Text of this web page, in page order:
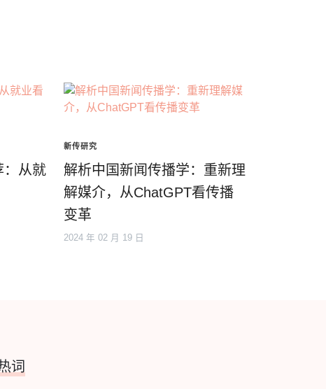
：从就
新传研究
解析中国新闻传播学：重新理
解媒介，从ChatGPT看传播
变革
2024 年 02 月 19 日
词